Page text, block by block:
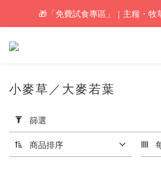
🚚訂單折實$350以上即可
🎁「免費試食專區」｜主糧・牧
🚚訂單折實$350以上即可
用
篩
選
(0/20)
小麥草／大麥若葉
篩選
商品排序